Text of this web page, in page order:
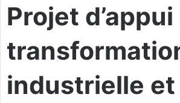
Projet d’appui
industrielle et